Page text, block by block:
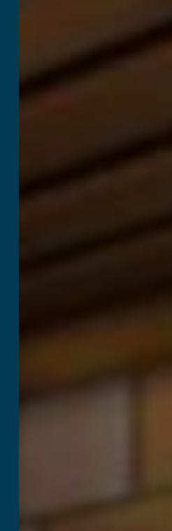
Kitchen